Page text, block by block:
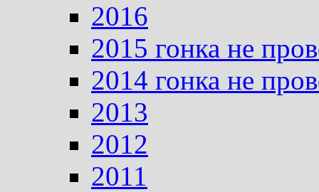
2016
2015 гонка не
2014 гонка не
2013
2012
2011